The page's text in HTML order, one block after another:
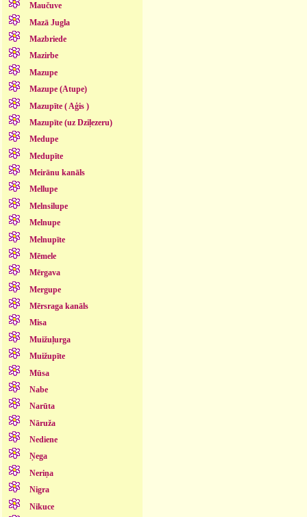
Maučuve
Mazā Jugla
Mazbriede
Mazirbe
Mazupe
Mazupe (Atupe)
Mazupīte ( Aģis )
Mazupīte (uz Dziļezeru)
Medupe
Medupīte
Meirānu kanāls
Mellupe
Melnsilupe
Melnupe
Melnupīte
Mēmele
Mērgava
Mergupe
Mērsraga kanāls
Misa
Muižuļurga
Muižupīte
Mūsa
Nabe
Narūta
Nāruža
Nediene
Ņega
Neriņa
Nigra
Nikuce